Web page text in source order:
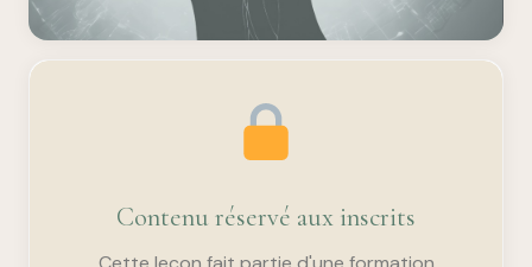
Contenu réservé aux inscrits